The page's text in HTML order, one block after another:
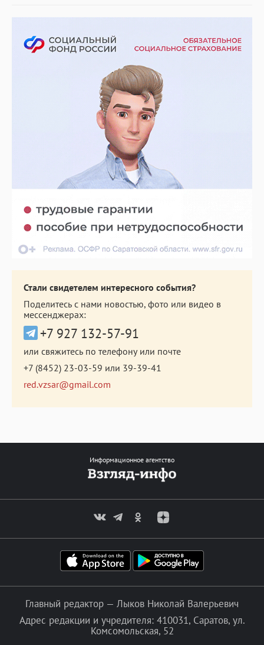
Стали свидетелем интересного события?
Поделитесь с нами новостью, фото или видео в
мессенджерах:
+7 927 132-57-91
или свяжитесь по телефону или почте
+7 (8452) 23-03-59 или 39-39-41
red.vzsar@gmail.com
Информационное агентство
Главный редактор — Лыков Николай Валерьевич
Адрес редакции и учредителя: 410031, Саратов, ул.
Комсомольская, 52